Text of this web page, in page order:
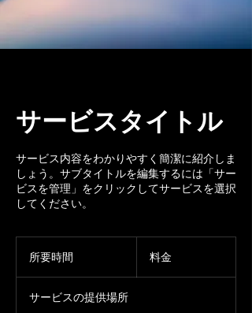
サービスタイトル
サービス内容をわかりやすく簡潔に紹介しま
しょう。サブタイトルを編集するには「サー
ビスを管理」をクリックしてサービスを選択
してください。
所要時間 料金
サービスの提供場所